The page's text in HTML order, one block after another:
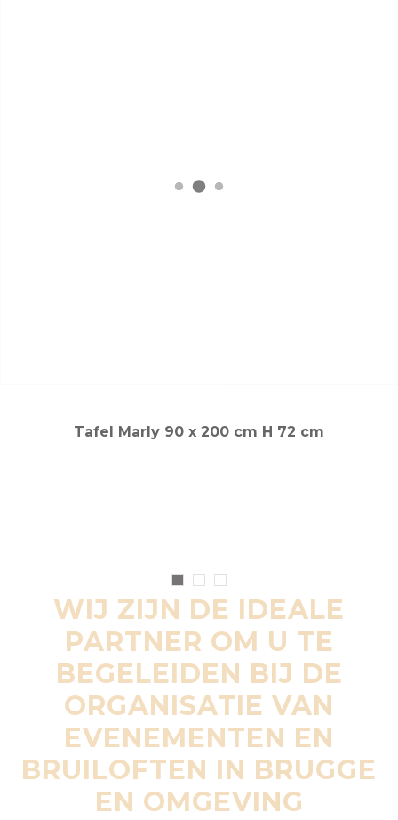
Tafel Marly 90 x 200 cm H 72 cm
WIJ ZIJN DE IDEALE
PARTNER OM U TE
BEGELEIDEN BIJ DE
ORGANISATIE VAN
EVENEMENTEN EN
BRUILOFTEN IN BRUGGE
EN OMGEVING